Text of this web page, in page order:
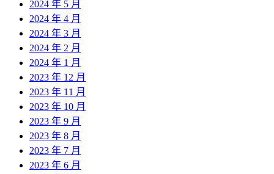
2024 年 5 月
2024 年 4 月
2024 年 3 月
2024 年 2 月
2024 年 1 月
2023 年 12 月
2023 年 11 月
2023 年 10 月
2023 年 9 月
2023 年 8 月
2023 年 7 月
2023 年 6 月